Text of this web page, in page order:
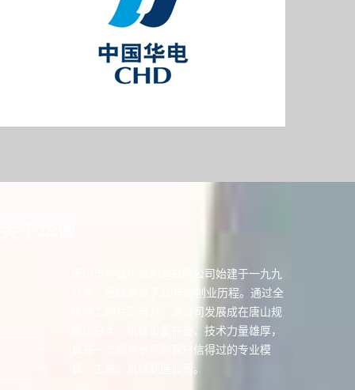
唐山市华诚机械制造有限公司始建于一九九
八年，已经走过了20年的创业历程。通过全
体员工的共同努力，使公司发展成在唐山规
模比较大、机械设备齐全、技术力量雄厚，
具有一流服务水平的客户信得过的专业模
具、工装、机械制造公司。